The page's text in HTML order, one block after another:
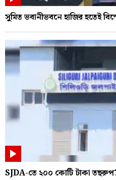
সুমিত ভবানীভবনে হাজির হতেই
SJDA-তে ২০০ কোটি টাকা